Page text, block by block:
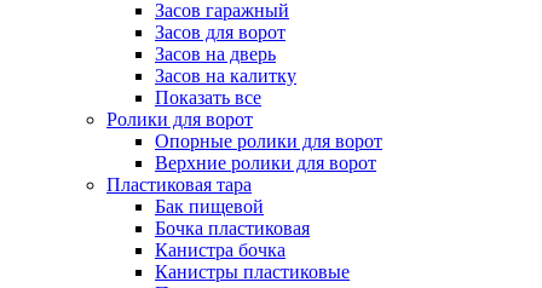
Засов гаражный
Засов для ворот
Засов на дверь
Засов на калитку
Показать все
Ролики для ворот
Опорные ролики для ворот
Верхние ролики для ворот
Пластиковая тара
Бак пищевой
Бочка пластиковая
Канистра бочка
Канистры пластиковые